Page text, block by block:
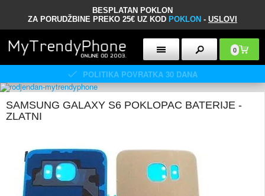
BESPLATAN POKLON
ZA PORUDŽBINE PREKO 25€ UZ KOD POKLON - USLOVI
0
POLITIKA POVRATKA 30 DANA
SAMSUNG GALAXY S6 POKLOPAC BATERIJE -
ZLATNI